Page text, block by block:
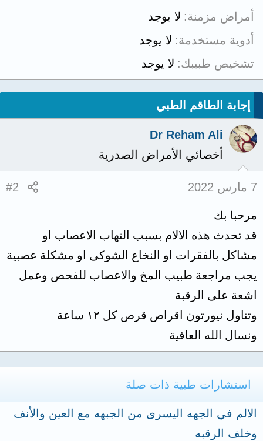
أمراض مزمنة لا يوجد
أدوية مستخدمة لا يوجد
تشخيص طبيبك لا يوجد
إجابة الطاقم الطبي
Dr Reham Ali
أخصائي الأمراض الصدرية
7 مارس 2022 #2
مرحبا بك
قد تحدث هذه الالام بسبب التهاب الاعصاب او
مشاكل بالفقرات او النخاع الشوكى او مشكلة عصبية
يجب مراجعة طبيب المخ والاعصاب للفحص وعمل
اشعة على الرقبة
وتناول نيورتون اقراص قرص كل ١٢ ساعة
ونسال الله العافية
استشارات طبية ذات صلة
الالم في الجهه اليسرى من الجبهه مع العين والأنف
وخلف الرقبه